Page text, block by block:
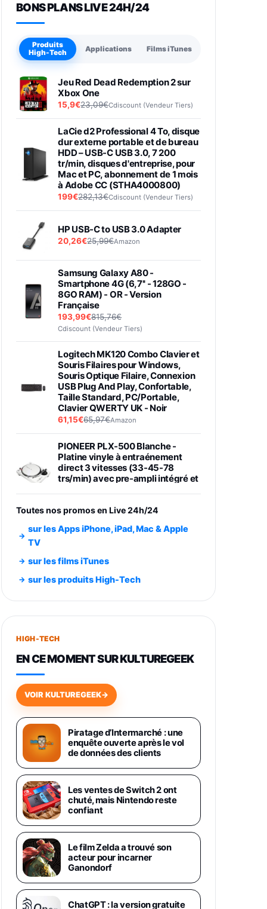
BONS PLANS LIVE 24H/24
Produits
High-Tech
Applications Films iTunes
Jeu Red Dead Redemption 2 sur
Xbox One
15,9€23,09€Cdiscount (Vendeur Tiers)
LaCie d2 Professional 4 To, disque
dur externe portable et de bureau
HDD – USB-C USB 3.0, 7 200
tr/min, disques d'entreprise, pour
Mac et PC, abonnement de 1 mois
à Adobe CC (STHA4000800)
199€282,13€Cdiscount (Vendeur Tiers)
HP USB-C to USB 3.0 Adapter
20,26€25,99€Amazon
Samsung Galaxy A80 -
Smartphone 4G (6,7'' - 128GO -
8GO RAM) - OR - Version
Française
193,99€815,76€
Cdiscount (Vendeur Tiers)
Logitech MK120 Combo Clavier et
Souris Filaires pour Windows,
Souris Optique Filaire, Connexion
USB Plug And Play, Confortable,
Taille Standard, PC/Portable,
Clavier QWERTY UK - Noir
61,15€65,97€Amazon
PIONEER PLX-500 Blanche -
Platine vinyle à entraénement
direct 3 vitesses (33-45-78
trs/min) avec pre-ampli intégré et
Smartphone SAMSUNG Galaxy
Smartphone SAMSUNG Galaxy
S26+ Violet 256Go
749,99€1240,43€Fnac (Vendeur Tiers)
648,63€
Smartphone Android 5G avec
Galaxy AI, 512 Go, Chargeur
Secteur Rapide 25W Inclus,
Smartphone déverrouillé, Noir,
Version FR
1019€1399€Fnac (Vendeur Tiers)
Galaxy S26 Ultra 512 Go Bleu
1019€ 1399€ Fnac (Vendeur Tiers)
Galaxy S26 Ultra 256 Go Violet
892€1199€
Philips SHK2000BL - Casque
Enfant - Bleu & Répartiteur Audio
5 Casques, Blanc
24,94€29,96€Fnac (Vendeur Tiers)
Toutes nos promos en Live 24h/24
sur les Apps iPhone, iPad, Mac & Apple
TV
sur les films iTunes
sur les produits High-Tech
HIGH-TECH
EN CE MOMENT SUR KULTUREGEEK
VOIR KULTUREGEEK→
Piratage d’Intermarché : une
enquête ouverte après le vol
de données des clients
Les ventes de Switch 2 ont
chuté, mais Nintendo reste
confiant
Le film Zelda a trouvé son
acteur pour incarner
Ganondorf
ChatGPT : la version gratuite